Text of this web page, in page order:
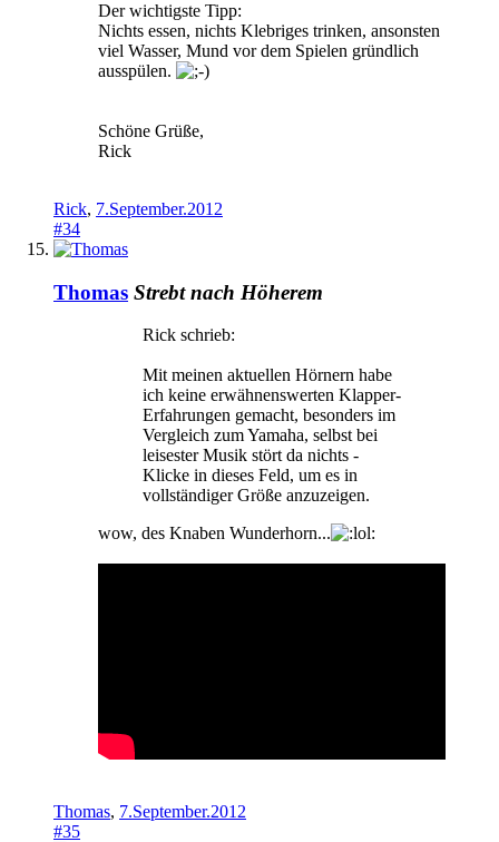
Der wichtigste Tipp:
Nichts essen, nichts Klebriges trinken, ansonsten
viel Wasser, Mund vor dem Spielen gründlich
ausspülen.
Schöne Grüße,
Rick
Rick, 7.September.2012
#34
Thomas Strebt nach Höherem
Rick schrieb:
Mit meinen aktuellen Hörnern habe
ich keine erwähnenswerten Klapper-
Erfahrungen gemacht, besonders im
Vergleich zum Yamaha, selbst bei
leisester Musik stört da nichts -
Klicke in dieses Feld, um es in
vollständiger Größe anzuzeigen.
wow, des Knaben Wunderhorn...
Thomas, 7.September.2012
#35